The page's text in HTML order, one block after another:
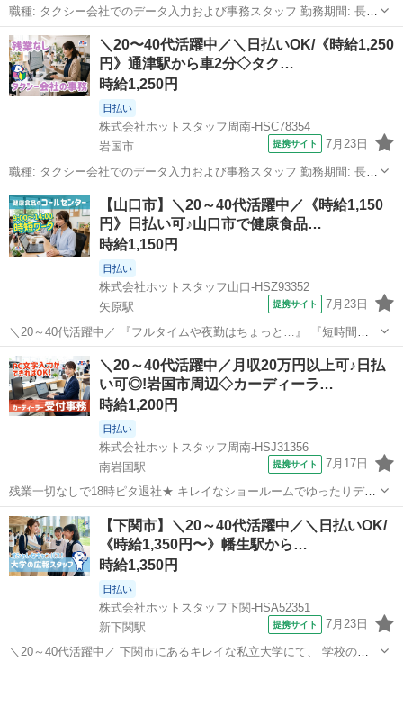
職種: タクシー会社でのデータ入力および事務スタッフ 勤務期間: 長期
（3ヶ月以上） 仕事内容: タクシー会社でのオフィスワーク★ 『事務
未経験だけどチャレンジしてみたい』 という方も大歓迎! 《このオシ
ゴトのまとめ!》...
山口 岩国市 一般事務
＼20〜40代活躍中／＼日払いOK/《時給1,250
円》通津駅から車2分◇タク…
時給1,250円
日払い
株式会社ホットスタッフ周南-HSC78354
岩国市
提携サイト 7月23日
職種: タクシー会社でのデータ入力および事務スタッフ 勤務期間: 長期
（3ヶ月以上） 仕事内容: タクシー会社でのオフィスワーク★ 『事務
未経験だけどチャレンジしてみたい』 という方も安心です♪ ＼このオ
シゴトのまとめ!...
山口 岩国市 一般事務
【山口市】＼20～40代活躍中／《時給1,150
円》日払い可♪山口市で健康食品…
時給1,150円
日払い
株式会社ホットスタッフ山口-HSZ93352
矢原駅
提携サイト 7月23日
＼20～40代活躍中／ 『フルタイムや夜勤はちょっと…』 『短時間で
無理なく働きたい!』 という方必見の時短ワーク★ 実働5時間で、夕方
前にはおうちに帰れる、 理想の働き方がここにあります♪
━━━━━━━━━━━━━━...
山口 山口市 電話対応
＼20～40代活躍中／月収20万円以上可♪日払
い可◎!岩国市周辺◇カーディーラ…
時給1,200円
日払い
株式会社ホットスタッフ周南-HSJ31356
南岩国駅
提携サイト 7月17日
残業一切なしで18時ピタ退社★ キレイなショールームでゆったりデス
クワーク♪ ＼このオシゴトのまとめ!♪/ ▼毎日定時退社! 18時に退勤で
きるので寄り道しやすい! お仕事後の予定も充実します◎ ▼2ヶ月に1
回リフレッシ...
山口 南岩国駅 受付
【下関市】＼20～40代活躍中／＼日払いOK/
《時給1,350円〜》幡生駅から…
時給1,350円
日払い
株式会社ホットスタッフ下関-HSA52351
新下関駅
提携サイト 7月23日
＼20～40代活躍中／ 下関市にあるキレイな私立大学にて、 学校の魅